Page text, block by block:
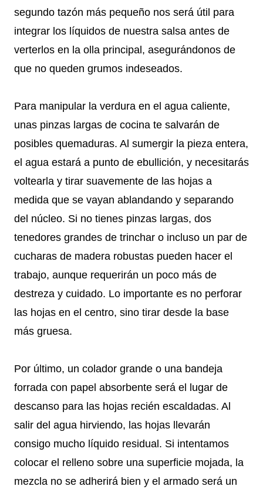
segundo tazón más pequeño nos será útil para
integrar los líquidos de nuestra salsa antes de
verterlos en la olla principal, asegurándonos de
que no queden grumos indeseados.
Para manipular la verdura en el agua caliente,
unas pinzas largas de cocina te salvarán de
posibles quemaduras. Al sumergir la pieza entera,
el agua estará a punto de ebullición, y necesitarás
voltearla y tirar suavemente de las hojas a
medida que se vayan ablandando y separando
del núcleo. Si no tienes pinzas largas, dos
tenedores grandes de trinchar o incluso un par de
cucharas de madera robustas pueden hacer el
trabajo, aunque requerirán un poco más de
destreza y cuidado. Lo importante es no perforar
las hojas en el centro, sino tirar desde la base
más gruesa.
Por último, un colador grande o una bandeja
forrada con papel absorbente será el lugar de
descanso para las hojas recién escaldadas. Al
salir del agua hirviendo, las hojas llevarán
consigo mucho líquido residual. Si intentamos
colocar el relleno sobre una superficie mojada, la
mezcla no se adherirá bien y el armado será un